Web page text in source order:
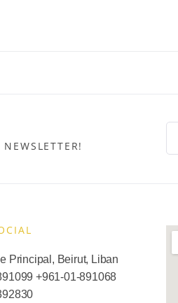
Principal, Beirut, Liban
+961-01-891068